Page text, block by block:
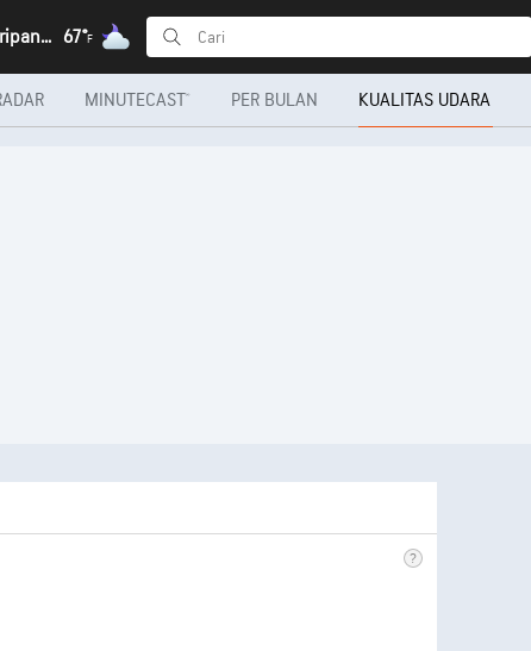
Gudangkahuripan, Jawa Barat 67°F
MINUTECAST® PER BULAN KUALITAS UDARA